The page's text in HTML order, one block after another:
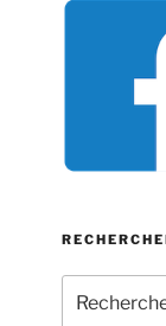
pour